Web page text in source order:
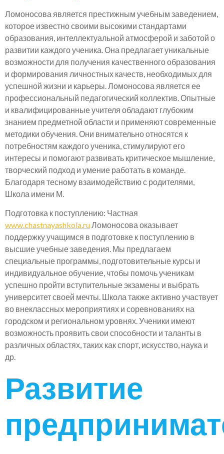
Ломоносова является престижным учебным заведением,
которое известно своими высокими стандартами
образования, интеллектуальной атмосферой и заботой о
развитии каждого ученика. Она предлагает уникальные
возможности для получения качественного образования
и формирования личностных качеств, необходимых для
успешной жизни и карьеры. Ломоносова является ее
профессиональный педагогический коллектив. Опытные
и квалифицированные учителя обладают глубоким
знанием предметной области и применяют современные
методики обучения. Они внимательно относятся к
потребностям каждого ученика, стимулируют его
интересы и помогают развивать критическое мышление,
творческий подход и умение работать в команде.
Благодаря тесному взаимодействию с родителями,
Школа имени М.
Подготовка к поступлению: Частная
www.chastnayashkola.ruЛомоносова оказывает
поддержку учащимся в подготовке к поступлению в
высшие учебные заведения. Мы предлагаем
специальные программы, подготовительные курсы и
индивидуальное обучение, чтобы помочь ученикам
успешно пройти вступительные экзамены и выбрать
университет своей мечты. Школа также активно участвует
во внеклассных мероприятиях и соревнованиях на
городском и региональном уровнях. Ученики имеют
возможность проявить свои способности и таланты в
различных областях, таких как спорт, искусство, наука и
др.
Развитие